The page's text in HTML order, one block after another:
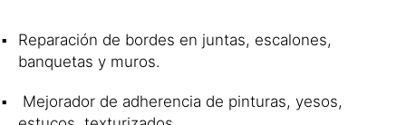
Reparación de bordes en juntas, escalones,
banquetas y muros.
Mejorador de adherencia de pinturas, yesos,